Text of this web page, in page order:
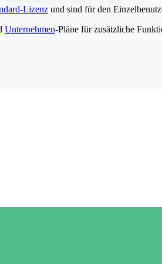
Lizenzund sind für den
Unternehmen-Pläne für zusätzliche